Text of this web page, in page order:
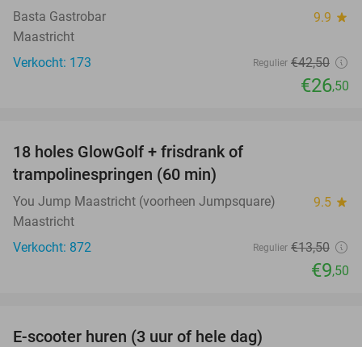
Basta Gastrobar 9.9 star
Maastricht
Verkocht: 173
Regulier €42,50
€26,50
18 holes GlowGolf + frisdrank of
trampolinespringen (60 min)
You Jump Maastricht (voorheen Jumpsquare) 9.5 star
Maastricht
Verkocht: 872
Regulier €13,50
€9,50
E-scooter huren (3 uur of hele dag)